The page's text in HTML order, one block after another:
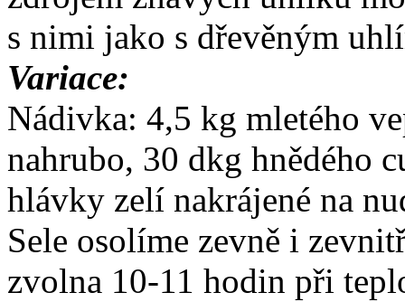
s nimi jako s dřevěným
Variace:
Nádivka: 4,5 kg mletého
nahrubo, 30 dkg hnědého
hlávky zelí nakrájené na
Sele osolíme zevně i
zvolna 10-11 hodin při